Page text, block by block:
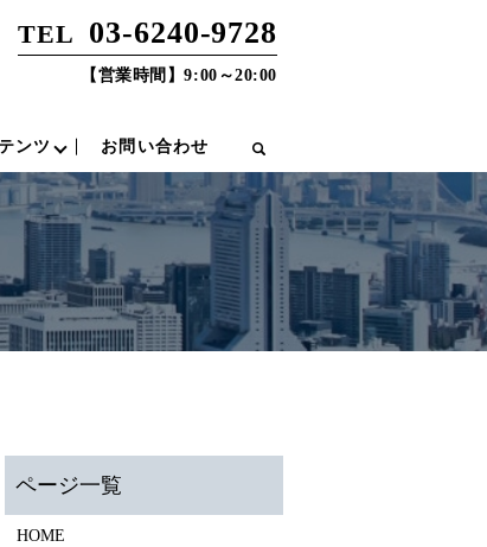
TEL 03-6240-9728
【営業時間】9:00～20:00
ンツ お問い合わせ
HOME